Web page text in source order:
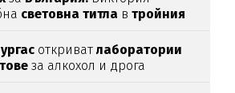
световна титла в тройния
откриватлаборатории
за алкохол и дрога